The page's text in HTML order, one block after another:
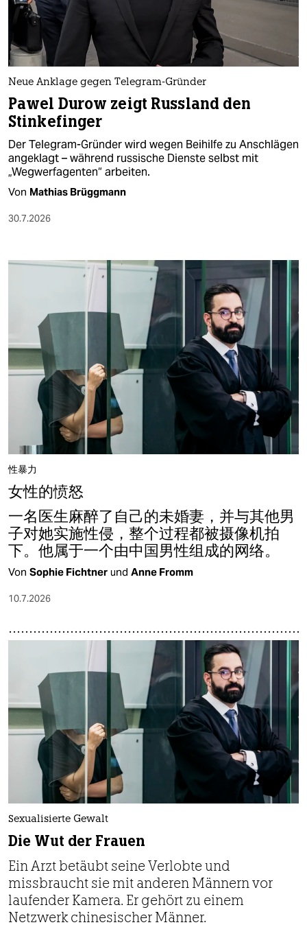
wahrheit
verlag
verlag
veranstaltungen
shop
abo
epaper login
Neue Anklage gegen Telegram-Gründer
Pawel Durow zeigt Russland den
Stinkefinger
Der Telegram-Gründer wird wegen Beihilfe zu Anschlägen
angeklagt – während russische Dienste selbst mit
„Wegwerfagenten“ arbeiten.
Von Mathias Brüggmann
30.7.2026
性暴力
女性的愤怒
一名医生麻醉了自己的未婚妻，并与其他男
子对她实施性侵，整个过程都被摄像机拍
下。他属于一个由中国男性组成的网络。
Von Sophie Fichtner und Anne Fromm
10.7.2026
Sexualisierte Gewalt
Die Wut der Frauen
Ein Arzt betäubt seine Verlobte und
missbraucht sie mit anderen Männern vor
laufender Kamera. Er gehört zu einem
Netzwerk chinesischer Männer.